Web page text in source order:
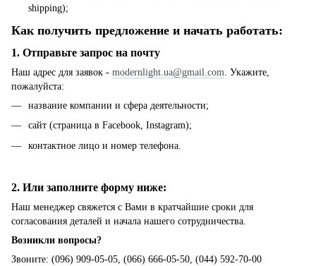
shipping);
Как получить предложение и начать работать:
1. Отправьте запрос на почту
Наш адрес для заявок - modernlight.ua@gmail.com . Укажите,
пожалуйста:
название компании и сфера деятельности;
сайт (страница в Facebook, Instagram);
контактное лицо и номер телефона.
2. Или заполните форму ниже:
Наш менеджер свяжется с Вами в кратчайшие сроки для
согласования деталей и начала нашего сотрудничества.
Возникли вопросы?
Звоните: (096) 909-05-05, (066) 666-05-50, (044) 592-70-00